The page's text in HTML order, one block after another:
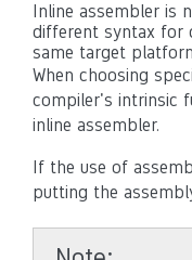
Inline assembler is
different syntax for
same target
When choosing
compiler's intrinsic
inline assembler.
If the use of
putting the